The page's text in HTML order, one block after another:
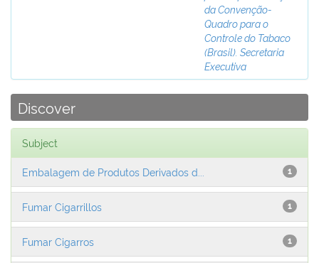
da Convenção-
Quadro para o
Controle do Tabaco
(Brasil). Secretaria
Executiva
Discover
Subject
1
Embalagem de Produtos Derivados d...
1
Fumar Cigarrillos
1
Fumar Cigarros